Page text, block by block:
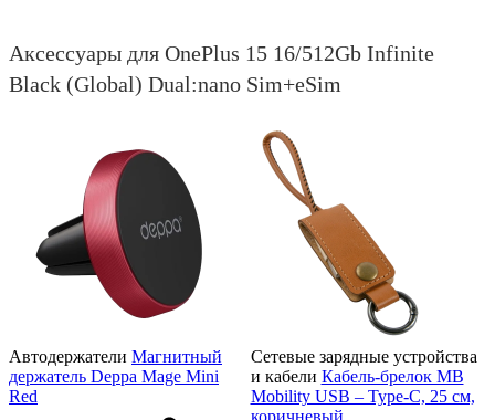
Аксессуары для OnePlus 15 16/512Gb Infinite
Black (Global) Dual:nano Sim+eSim
Автодержатели Магнитный
держатель Deppa Mage Mini
Red
Сетевые зарядные устройства
и кабели Кабель-брелок MB
Mobility USB – Type-C, 25 см,